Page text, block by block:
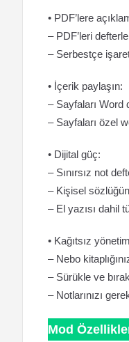
• PDF’lere
– PDF’leri
– Serbestçe
• İçerik paylaşın:
– Sayfaları Word
– Sayfaları özel
• Dijital güç:
– Sınırsız not
– Kişisel
– El yazısı dahil
• Kağıtsız
– Nebo
– Sürükle ve
– Notlarınızı
Mod